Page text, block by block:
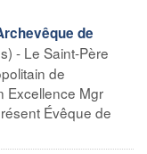
de
- Le Saint-Père
de
Excellence Mgr
Évêque de